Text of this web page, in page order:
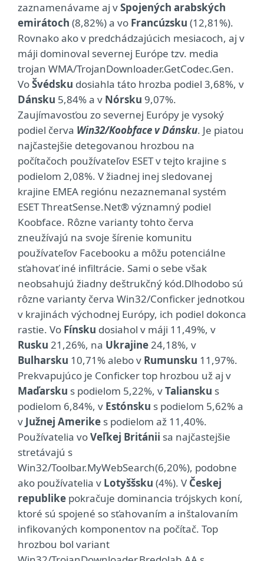
zaznamenávame aj vSpojených arabských
emirátoch (8,82%) a vo Francúzsku (12,81%).
Rovnako ako v predchádzajúcich mesiacoch, aj v
máji dominoval severnej Európe tzv. media
trojan WMA/TrojanDownloader.GetCodec.Gen.
VoŠvédsku dosiahla táto hrozba podiel 3,68%, v
Dánsku 5,84% a v Nórsku 9,07%.
Zaujímavosťou zo severnej Európy je vysoký
podiel červa Win32/Koobface v Dánsku. Je piatou
najčastejšie detegovanou hrozbou na
počítačoch používateľov ESET v tejto krajine s
podielom 2,08%. V žiadnej inej sledovanej
krajine EMEA regiónu nezaznemanal systém
ESET ThreatSense.Net® významný podiel
Koobface. Rôzne varianty tohto červa
zneužívajú na svoje šírenie komunitu
používateľov Facebooku a môžu potenciálne
sťahovať iné infiltrácie. Sami o sebe však
neobsahujú žiadny deštrukčný kód.Dlhodobo sú
rôzne varianty červa Win32/Conficker jednotkou
v krajinách východnej Európy, ich podiel dokonca
rastie. Vo Fínsku dosiahol v máji 11,49%, v
Rusku 21,26%, na Ukrajine24,18%, v
Bulharsku 10,71% alebo v Rumunsku 11,97%.
Prekvapujúco je Conficker top hrozbou už aj v
Maďarsku s podielom 5,22%, vTaliansku s
podielom 6,84%, v Estónsku s podielom 5,62% a
v Južnej Amerike s podielom až 11,40%.
Používatelia voVeľkej Británii sa najčastejšie
stretávajú s
Win32/Toolbar.MyWebSearch(6,20%), podobne
ako používatelia v Lotyššsku (4%). V Českej
republike pokračuje dominancia trójskych koní,
ktoré sú spojené so sťahovaním a inštalovaním
infikovaných komponentov na počítač. Top
hrozbou bol variant